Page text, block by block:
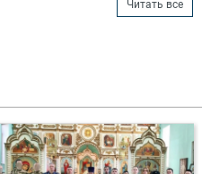
Читать все